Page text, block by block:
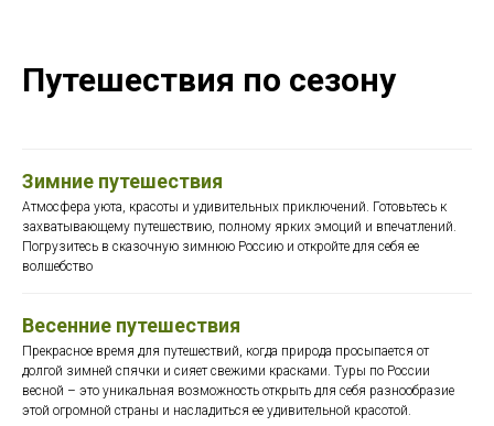
Путешествия по сезону
Зимние путешествия
Атмосфера уюта, красоты и удивительных приключений. Готовьтесь к
захватывающему путешествию, полному ярких эмоций и впечатлений.
Погрузитесь в сказочную зимнюю Россию и откройте для себя ее
волшебство
Весенние путешествия
Прекрасное время для путешествий, когда природа просыпается от
долгой зимней спячки и сияет свежими красками. Туры по России
весной – это уникальная возможность открыть для себя разнообразие
этой огромной страны и насладиться ее удивительной красотой.